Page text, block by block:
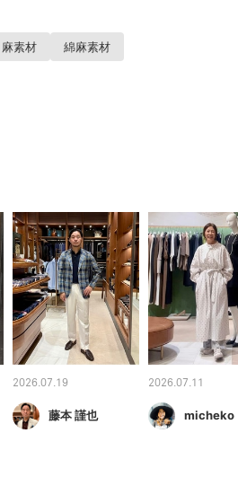
麻素材 綿麻素材
2026.07.19
藤本 謹也
2026.07.11
micheko